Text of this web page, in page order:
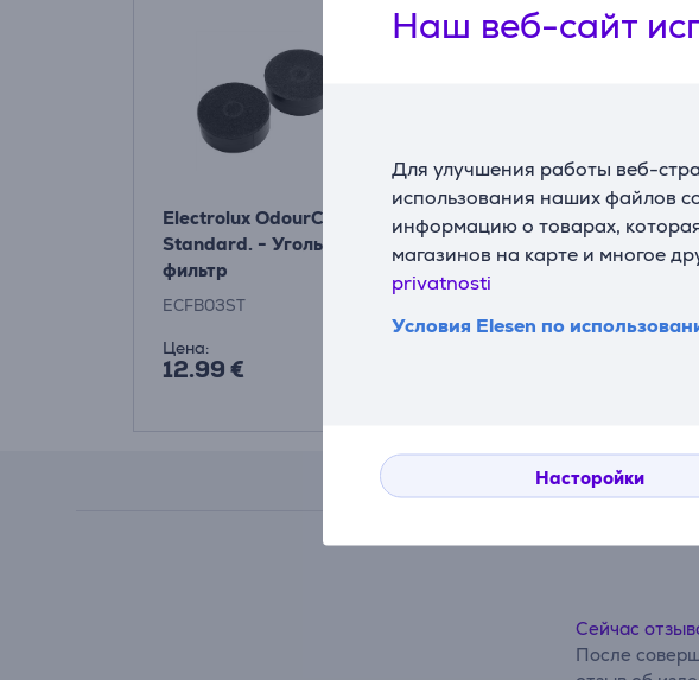
Наш веб-сайт
Для улучшения работы веб-
использования наших файлов
информацию о товарах,
магазинов на карте и многое
privatnosti
Условия Elesen по
Насторойки
Electrolux OdourClean
Standard. - Угольный
фильтр
ECFB03ST
Цена:
12.99 €
Сейчас
После